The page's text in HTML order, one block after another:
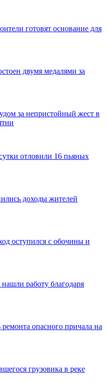
готовят основание для
двумя медалями за
за непристойный жест в
отловили 16 пьяных
доходы жителей
оступился с обочины и
работу благодаря
опасного причала на
грузовика в реке